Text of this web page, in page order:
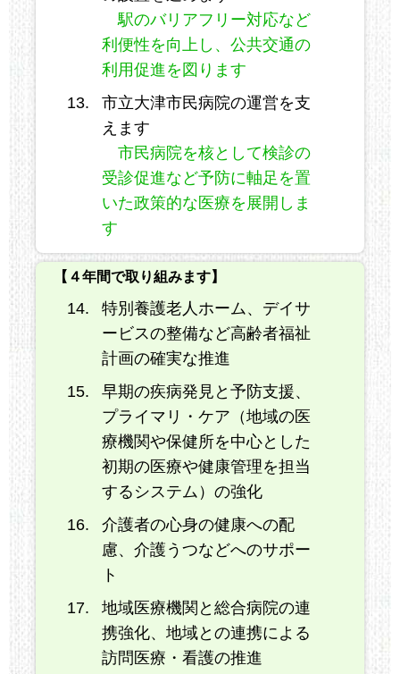
駅のバリアフリー対応など
利便性を向上し、公共交通の
利用促進を図ります
市立大津市民病院の運営を支
えます
市民病院を核として検診の
受診促進など予防に軸足を置
いた政策的な医療を展開しま
す
【４年間で取り組みます】
特別養護老人ホーム、デイサ
ービスの整備など高齢者福祉
計画の確実な推進
早期の疾病発見と予防支援、
プライマリ・ケア（地域の医
療機関や保健所を中心とした
初期の医療や健康管理を担当
するシステム）の強化
介護者の心身の健康への配
慮、介護うつなどへのサポー
ト
地域医療機関と総合病院の連
携強化、地域との連携による
訪問医療・看護の推進